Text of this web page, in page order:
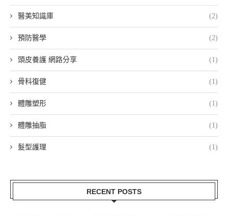
醫美知識庫 (2)
預防醫學 (2)
頭皮養護 網路分享 (1)
骨科復健 (1)
體雕塑形 (1)
體雕抽脂 (1)
髮型護理 (1)
RECENT POSTS